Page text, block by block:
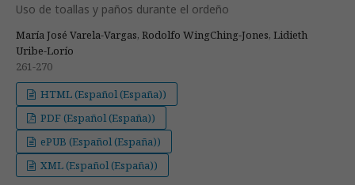
Uso de toallas y paños durante el ordeño
María José Varela-Vargas, Rodolfo WingChing-Jones, Lidieth
Uribe-Lorío
261-270
HTML (Español (España))
PDF (Español (España))
ePUB (Español (España))
XML (Español (España))